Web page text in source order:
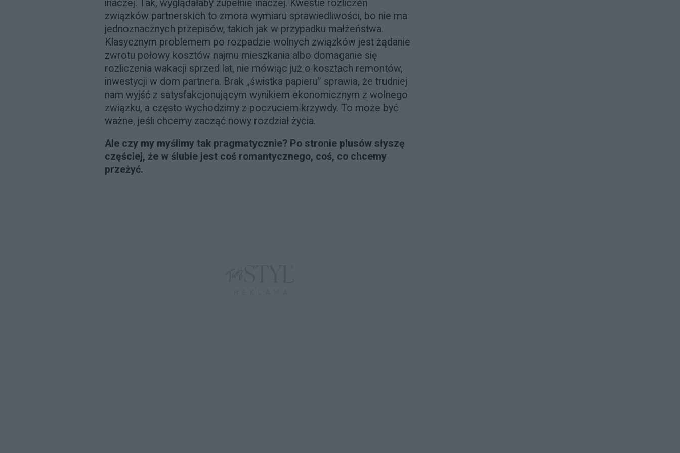
inaczej. Tak, wyglądałaby zupełnie inaczej. Kwestie rozliczeń
związków partnerskich to zmora wymiaru sprawiedliwości, bo nie ma
jednoznacznych przepisów, takich jak w przypadku małżeństwa.
Klasycznym problemem po rozpadzie wolnych związków jest żądanie
zwrotu połowy kosztów najmu mieszkania albo domaganie się
rozliczenia wakacji sprzed lat, nie mówiąc już o kosztach remontów,
inwestycji w dom partnera. Brak „świstka papieru” sprawia, że trudniej
nam wyjść z satysfakcjonującym wynikiem ekonomicznym z wolnego
związku, a często wychodzimy z poczuciem krzywdy. To może być
ważne, jeśli chcemy zacząć nowy rozdział życia.
Ale czy my myślimy tak pragmatycznie? Po stronie plusów słyszę
częściej, że w ślubie jest coś romantycznego, coś, co chcemy
przeżyć.